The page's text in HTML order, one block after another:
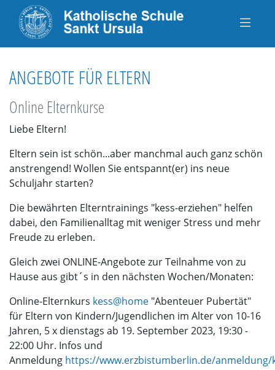
ANGEBOTE FÜR ELTERN
Online Elternkurse
Liebe Eltern!
Eltern sein ist schön...aber manchmal auch ganz schön
anstrengend! Wollen Sie entspannt(er) ins neue
Schuljahr starten?
Die bewährten Elterntrainings "kess-erziehen" helfen
dabei, den Familienalltag mit weniger Stress und mehr
Freude zu erleben.
Gleich zwei ONLINE-Angebote zur Teilnahme von zu
Hause aus gibt´s in den nächsten Wochen/Monaten:
Online-Elternkurs kess@home "Abenteuer Pubertät"
für Eltern von Kindern/Jugendlichen im Alter von 10-16
Jahren, 5 x dienstags ab 19. September 2023, 19:30 -
22:00 Uhr. Infos und
Anmeldung https://www.erzbistumberlin.de/